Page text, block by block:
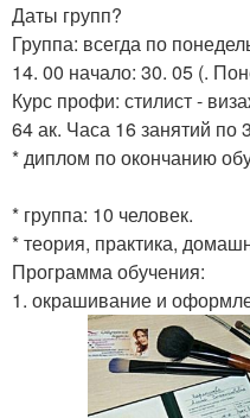
Даты групп?
Группа: всегда по
14. 00 начало: 30. 05 (.
Курс профи: стилист -
64 ак. Часа 16 занятий по
* диплом по окончанию
* группа: 10 человек.
* теория, практика,
Программа обучения:
1. окрашивание и